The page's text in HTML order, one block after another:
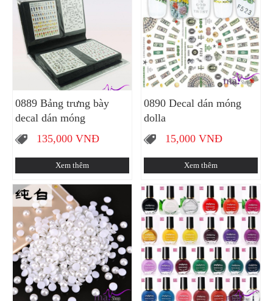
0889 Bảng trưng bày
decal dán móng
135,000VNĐ
Xem thêm
0890 Decal dán móng
dolla
15,000 VNĐ
Xem thêm